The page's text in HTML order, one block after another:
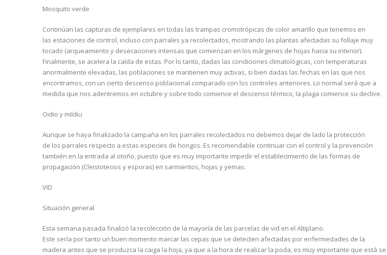
Mosquito verde
Continúan las capturas de ejemplares en todas las trampas cromotrópicas de color amarillo que tenemos en
las estaciones de control, incluso con parrales ya recolectados, mostrando las plantas afectadas su follaje muy
tocado (arqueamiento y desecaciones intensas que comienzan en los márgenes de hojas hacia su interior).
Finalmente, se acelera la caída de estas. Por lo tanto, dadas las condiciones climatológicas, con temperaturas
anormalmente elevadas, las poblaciones se mantienen muy activas, si bien dadas las fechas en las que nos
encontramos, con un cierto descenso poblacional comparado con los controles anteriores. Lo normal será que a
medida que nos adentremos en octubre y sobre todo comience el descenso térmico, la plaga comience su declive.
Oidio y mildiu
Aunque se haya finalizado la campaña en los parrales recolectados no debemos dejar de lado la protección
de los parrales respecto a estas especies de hongos. Es recomendable continuar con el control y la prevención
también en la entrada al otoño, puesto que es muy importante impedir el establecimiento de las formas de
propagación (Cleistotecios y esporas) en sarmientos, hojas y yemas.
VID
Situación general
Esta semana pasada finalizó la recolección de la mayoría de las parcelas de vid en el Altiplano.
Este sería por tanto un buen momento marcar las cepas que se detecten afectadas por enfermedades de la
madera antes que se produzca la caiga la hoja, ya que a la hora de realizar la poda, es muy importante que está se